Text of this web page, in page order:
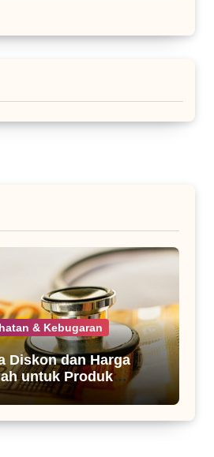
& Kebugaran
Diskon dan Harga
untuk Produk